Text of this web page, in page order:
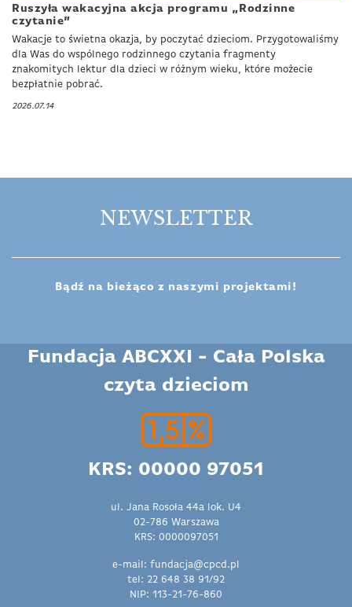
Ruszyła wakacyjna akcja programu „Rodzinne
czytanie”
Wakacje to świetna okazja, by poczytać dzieciom. Przygotowaliśmy
dla Was do wspólnego rodzinnego czytania fragmenty
znakomitych lektur dla dzieci w różnym wieku, które możecie
bezpłatnie pobrać.
2026.07.14
NEWSLETTER
Bądź na bieżąco z naszymi projektami!
Fundacja ABCXXI - Cała Polska
czyta dzieciom
KRS: 00000 97051
ul. Jana Rosoła 44a lok. U4
02-786 Warszawa
KRS: 0000097051
e-mail: fundacja@cpcd.pl
tel: 22 648 38 91/92
NIP: 113-21-76-860